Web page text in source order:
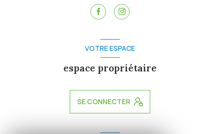
VOTRE ESPACE
espace propriétaire
SE CONNECTER